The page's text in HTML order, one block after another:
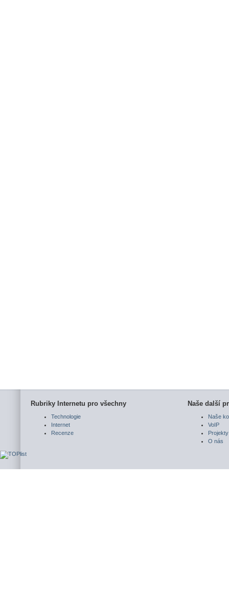
Rubriky Internetu pro všechny
Technologie
Internet
Recenze
Naše další
Naše
VoIP
Projekty
O nás